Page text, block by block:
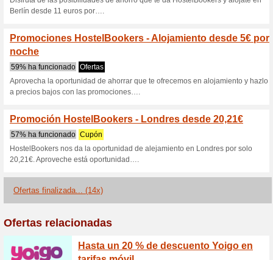
3 ofertas actuales 14 ofertas
Filtrado:
Ir a
Reciba las alertas relativas
cupones que acaban de ser
esta tienda..